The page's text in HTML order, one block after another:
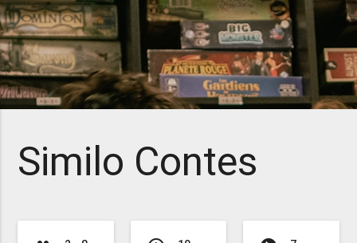
Similo Contes